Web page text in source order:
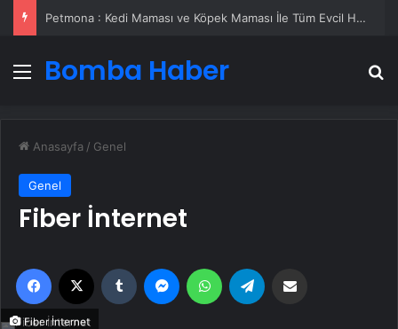
Petmona : Kedi Maması ve Köpek Maması İle Tüm Evcil Hayvan Ürünleri
Menü
Bomba Haber
Anasayfa / Genel
Genel
Fiber İnternet
Facebook Tumblr MessengerWhatsApp
Fiber İnternet